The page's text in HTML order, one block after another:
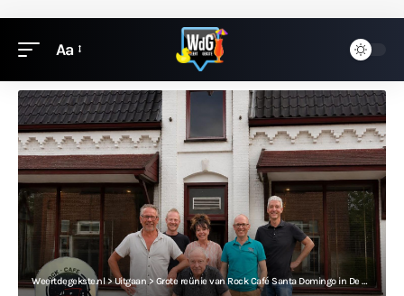
Aa
Weertdegekste.nl>Uitgaan > Grote reünie van Rock Café Santa Domingo in De Bosuil